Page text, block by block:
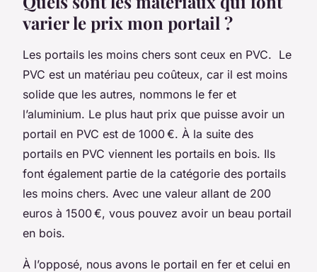
varier le prix mon portail ?
Les portails les moins chers sont ceux en PVC. Le
PVC est un matériau peu coûteux, car il est moins
solide que les autres, nommons le fer et
l’aluminium. Le plus haut prix que puisse avoir un
portail en PVC est de 1000 €. À la suite des
portails en PVC viennent les portails en bois. Ils
font également partie de la catégorie des portails
les moins chers. Avec une valeur allant de 200
euros à 1500 €, vous pouvez avoir un beau portail
en bois.
À l’opposé, nous avons le portail en fer et celui en